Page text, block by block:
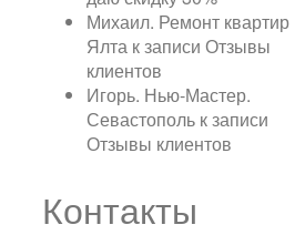
Михаил. Ремонт квартир
Ялтак записи Отзывы
клиентов
Игорь. Нью-Мастер.
Севастопольк записи
Отзывы клиентов
Контакты